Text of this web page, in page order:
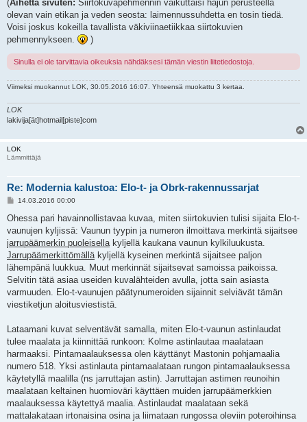
(Aihetta sivuten: Siirtokuvapehmennin vaikuttaisi hajun perusteella
olevan vain etikan ja veden seosta: laimennussuhdetta en tosin tiedä.
Voisi joskus kokeilla tavallista väkiviinaetiikkaa siirtokuvien
pehmennykseen.
)
Sinulla ei ole tarvittavia oikeuksia nähdäksesi tämän viestin liitetiedostoja.
Viimeksi muokannut LOK , 30.05.2016 16:07. Yhteensä muokattu 3 kertaa.
LOK
lakivija[ät]hotmail[piste]com
LOK
Lämmittäjä
Re: Modernia kalustoa: Elo-t- ja Obrk-rakennussarjat
V
e
t
i
14.03.2016 00:00
Ohessa pari havainnollistavaa kuvaa, miten siirtokuvien tulisi sijaita Elo-t-
vaunujen kyljissä: Vaunun tyypin ja numeron ilmoittava merkintä sijaitsee
jarrupäämerkin puoleisellakyljellä kaukana vaunun kylkiluukusta.
Jarrupäämerkittömälläkyljellä kyseinen merkintä sijaitsee paljon
lähempänä luukkua. Muut merkinnät sijaitsevat samoissa paikoissa.
Selvitin tätä asiaa useiden kuvalähteiden avulla, jotta sain asiasta
varmuuden. Elo-t-vaunujen päätynumeroiden sijainnit selviävät tämän
viestiketjun aloitusviestistä.
Lataamani kuvat selventävät samalla, miten Elo-t-vaunun astinlaudat
tulee maalata ja kiinnittää runkoon: Kolme astinlautaa maalataan
harmaaksi. Pintamaalauksessa olen käyttänyt Mastonin pohjamaalia
numero 518. Yksi astinlauta pintamaalataan rungon pintamaalauksessa
käytetyllä maalilla (ns jarruttajan astin). Jarruttajan astimen reunoihin
maalataan keltainen huomioväri käyttäen muiden jarrupäämerkkien
maalauksessa käytettyä maalia. Astinlaudat maalataan sekä
mattalakataan irtonaisina osina ja liimataan rungossa oleviin poteroihinsa